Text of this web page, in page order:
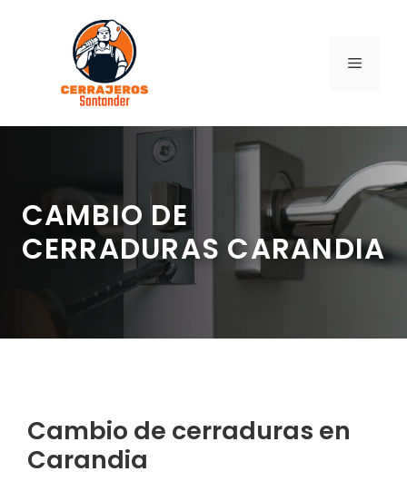
contenido
MENÚ
CAMBIO DE
CERRADURAS CARANDIA
Cambio de cerraduras en
Carandia